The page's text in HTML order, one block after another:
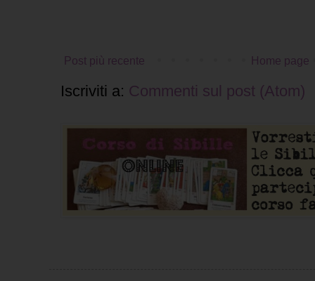
Post più recente Home page
Iscriviti a: Commenti sul post (Atom)